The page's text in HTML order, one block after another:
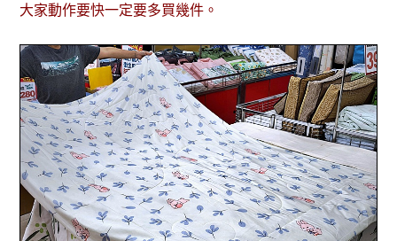
大家動作要快一定要多買幾件。